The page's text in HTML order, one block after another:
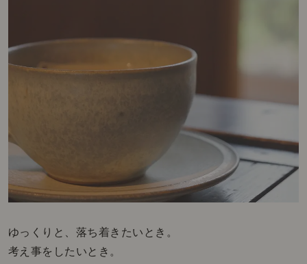
ゆっくりと、落ち着きたいとき。
考え事をしたいとき。